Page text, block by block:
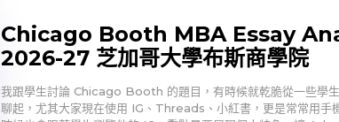
Chicago Booth MBA Essay
2026-27 芝加哥大學布斯商學院
我跟學生討論 Chicago Booth 的題目，有時候就乾脆從一些學
聊起，尤其大家現在使用 IG、Threads、小紅書，更是常常用手